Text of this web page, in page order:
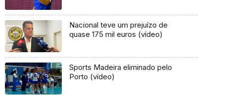
Nacional teve um prejuízo de
quase 175 mil euros (vídeo)
Sports Madeira eliminado pelo
Porto (vídeo)